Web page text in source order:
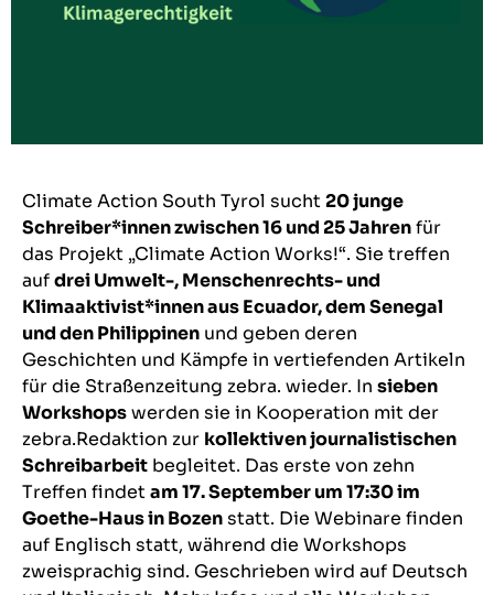
Climate Action South Tyrol sucht20 junge
Schreiber*innen zwischen 16 und 25 Jahrenfür
das Projekt „Climate Action Works!“. Sie treffen
aufdrei Umwelt-, Menschenrechts- und
Klimaaktivist*innen aus Ecuador, dem Senegal
und den Philippinen und geben deren
Geschichten und Kämpfe in vertiefenden Artikeln
für die Straßenzeitung zebra. wieder. In sieben
Workshopswerden sie in Kooperation mit der
zebra.Redaktion zur kollektiven journalistischen
Schreibarbeit begleitet. Das erste von zehn
Treffen findetam 17. September um 17:30 im
Goethe-Haus in Bozenstatt. Die Webinare finden
auf Englisch statt, während die Workshops
zweisprachig sind. Geschrieben wird auf Deutsch